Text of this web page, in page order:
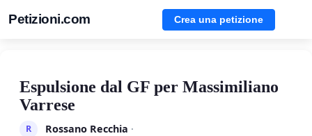
Petizioni.com Crea una petizione
Espulsione dal GF per Massimiliano
Varrese
R Rossano Recchia ·